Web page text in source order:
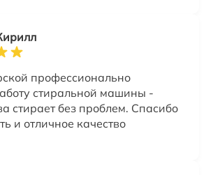
профессионально
стиральной машины -
стирает без проблем. Спасибо
и отличное качество